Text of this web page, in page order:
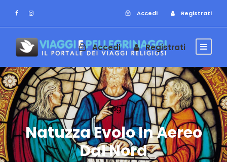
Accedi Registrati
Accedi Registrati
Tag
Natuzza Evolo In Aereo
Dal Nord